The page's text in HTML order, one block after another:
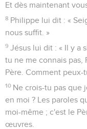
Et dès maintenant
8 Philippe lui dit : «
nous suffit. »
9 Jésus lui dit : « Il y a
tu ne me connais pas,
Père. Comment peux-
10 Ne crois-tu pas que
en moi ? Les paroles
moi-même ; c'est le
œuvres.